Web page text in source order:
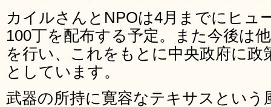
カイルさんとNPOは4月までにヒュ
100丁を配布する予定。また今後は
を行い、これをもとに中央政府に
としています。
武器の所持に寛容なテキサスとい